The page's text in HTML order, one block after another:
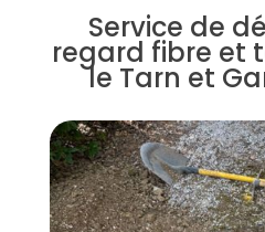
Service de
regard fibre et
le Tarn et